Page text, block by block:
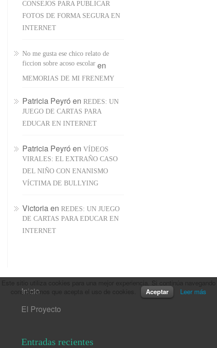
CONSEJOS PARA PUBLICAR
FOTOS DE FORMA SEGURA EN
INTERNET
No me gusta ese chico relato de
ficcion sobre acoso escolaren
MEMORIAS DE MI FRENEMY
Patricia Peyró en REDES: UN
JUEGO DE CARTAS PARA
EDUCAR EN INTERNET
Patricia Peyró en VÍDEOS
VIRALES: EL EXTRAÑO CASO
DEL NIÑO CON ENANISMO
VÍCTIMA DE BULLYING
Victoriaen REDES: UN JUEGO
DE CARTAS PARA EDUCAR EN
INTERNET
Inicio
El Proyecto
Entradas recientes
consideramos que acepta el uso de cookies.
Aceptar Leer más